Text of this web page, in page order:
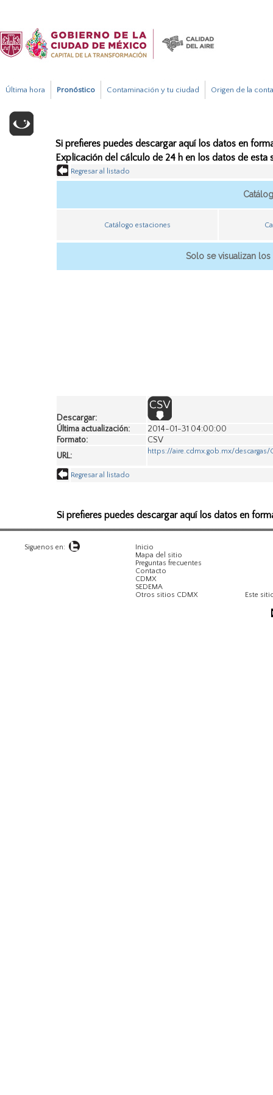
Última hora Pronóstico Contaminación y tu ciudad Origen de la
Si prefieres puedes descargar aquí los datos en
Explicación del cálculo de 24 h en los datos de esta
Regresar al listado
Catálogo estaciones
Solo se visualizan
Descargar:
Última actualización:
2014-01-31 04:00:00
Formato:
CSV
URL:
https://aire.cdmx.gob.mx/
Regresar al listado
Si prefieres puedes descargar aquí los datos en
Siguenos en:
Inicio
Mapa del sitio
Preguntas frecuentes
Contacto
CDMX
SEDEMA
Otros sitios CDMX
Este